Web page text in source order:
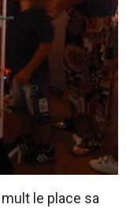
le place sa